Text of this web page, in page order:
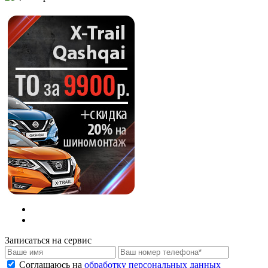
Записаться на сервис
Соглашаюсь на обработку персональных данных